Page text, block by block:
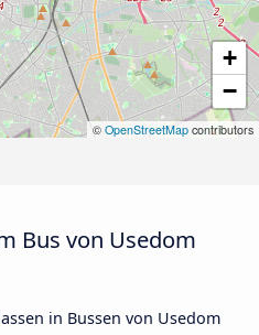
+
−
© OpenStreetMap contributors
Bus von Usedom
in Bussen von Usedom